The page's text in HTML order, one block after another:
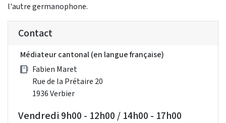
l'autre germanophone.
Contact
Médiateur cantonal (en langue française)
Fabien Maret
Rue de la Prétaire 20
1936 Verbier
Vendredi 9h00 - 12h00 / 14h00 - 17h00